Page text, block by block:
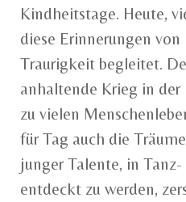
Kindheitstage. Heute,
diese Erinnerungen
Traurigkeit begleitet.
anhaltende Krieg in
zu vielen
für Tag auch die
junger Talente, in
entdeckt zu werden,